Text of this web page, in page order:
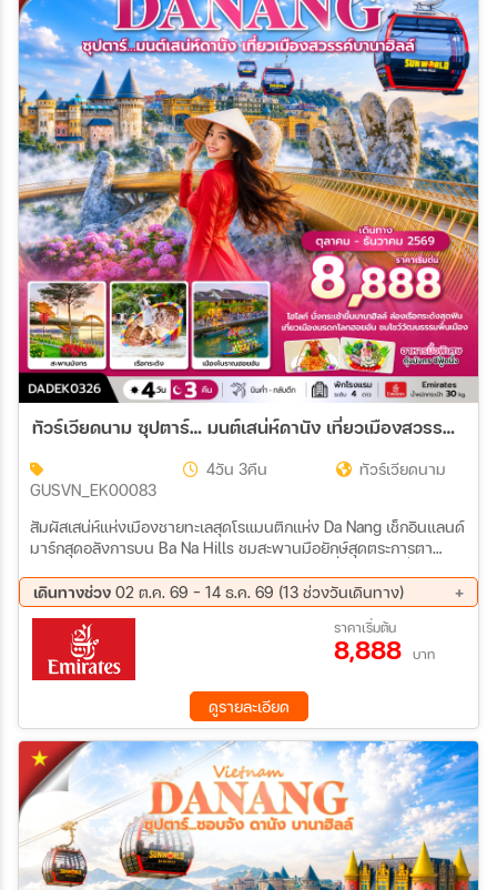
23 ต.ค. 69 - 26 ต.ค. 69 24 ต.ค. 69 - 27 ต.ค. 69
ทัวร์เวียดนาม ซุปตาร์… มนต์เสน่ห์ดานัง เที่ยวเมืองสวรรค์บานาฮิลล์ บินค่ำ-กลับดึก 4วัน 3คืน (EK)
GUSVN_EK00083
4วัน 3คืน ทัวร์เวียดนาม
สัมผัสเสน่ห์แห่งเมืองชายทะเลสุดโรแมนติกแห่ง Da Nang เช็กอินแลนด์
มาร์กสุดอลังการบน Ba Na Hills ชมสะพานมือยักษ์สุดตระการตา
ไฟลท์บินค่ำ–กลับดึก เก็บครบทุกไฮไลต์แบบไม่พลาดทุกช่วงเวลา
เดินทางช่วง 02 ต.ค. 69 - 14 ธ.ค. 69 (13 ช่วงวันเดินทาง)
02 ต.ค. 69 - 05 ต.ค. 69
09 ต.ค. 69 - 12 ต.ค. 69
11 ต.ค. 69 - 14 ต.ค. 69
16 ต.ค. 69 - 19 ต.ค. 69
23 ต.ค. 69 - 26 ต.ค. 69
30 ต.ค. 69 - 02 พ.ย. 69
13 พ.ย. 69 - 16 พ.ย. 69
27 พ.ย. 69 - 30 พ.ย. 69
04 ธ.ค. 69 - 07 ธ.ค. 69
06 ธ.ค. 69 - 09 ธ.ค. 69
11 ธ.ค. 69 - 14 ธ.ค. 69
ราคาเริ่มต้น
8,888 บาท
ดูรายละเอียด